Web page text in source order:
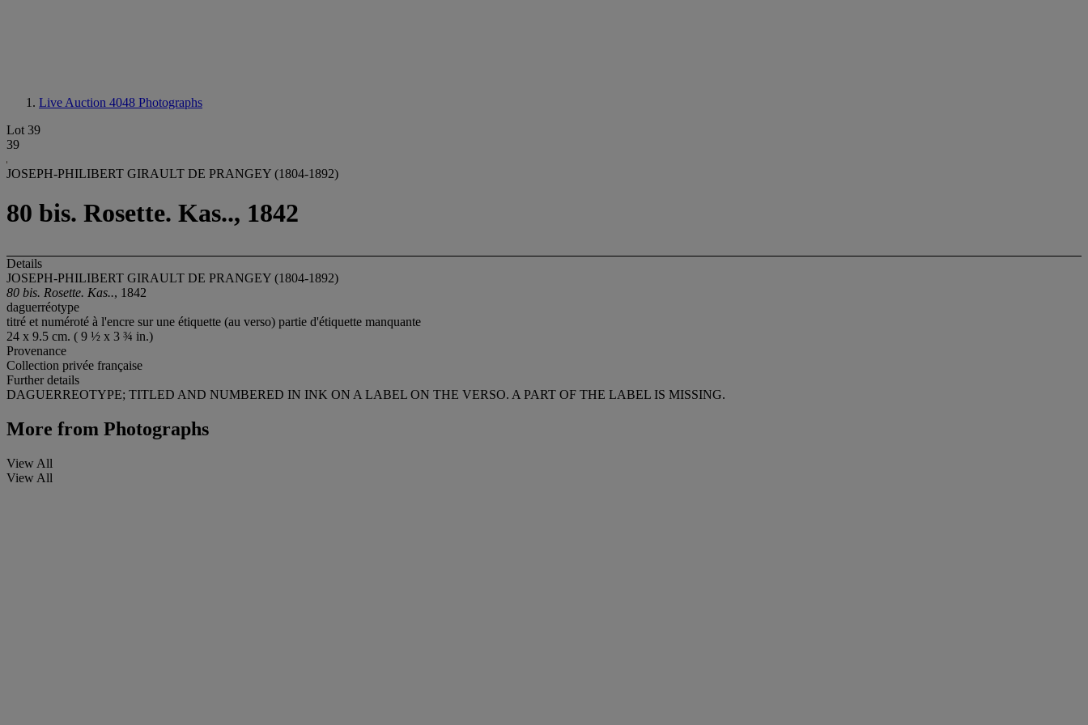
Live Auction 4048 Photographs
Lot 39
39
JOSEPH-PHILIBERT GIRAULT DE PRANGEY (1804-1892)
80 bis. Rosette. Kas.., 1842
Details
JOSEPH-PHILIBERT GIRAULT DE PRANGEY (1804-1892)
80 bis. Rosette. Kas.., 1842
daguerréotype
titré et numéroté à l'encre sur une étiquette (au verso) partie d'étiquette manquante
24 x 9.5 cm. ( 9 ½ x 3 ¾ in.)
Provenance
Collection privée française
Further details
DAGUERREOTYPE; TITLED AND NUMBERED IN INK ON A LABEL ON THE VERSO. A PART OF THE LABEL IS MISSING.
More from Photographs
View All
View All